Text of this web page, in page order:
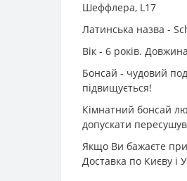
Шеффлера, L17
Латинська назва -
Вік - 6 років.
Бонсай - чудовий
підвищується!
Кімнатний бонсай
допускати
Якщо Ви бажаєте
Доставка по Києву і